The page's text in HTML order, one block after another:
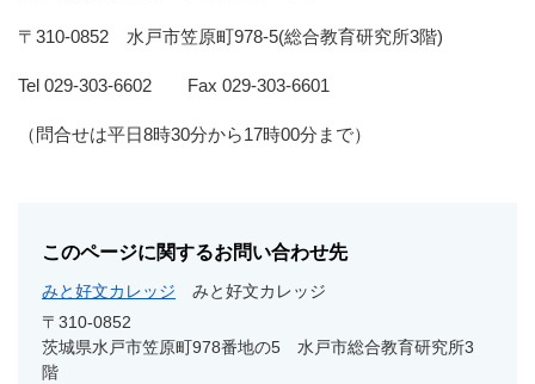
〒310-0852 水戸市笠原町978-5(総合教育研究所3階)
Tel 029-303-6602 Fax 029-303-6601
（問合せは平日8時30分から17時00分まで）
このページに関するお問い合わせ先
みと好文カレッジ
みと好文カレッジ
〒310-0852
茨城県水戸市笠原町978番地の5 水戸市総合教育研究所3
階